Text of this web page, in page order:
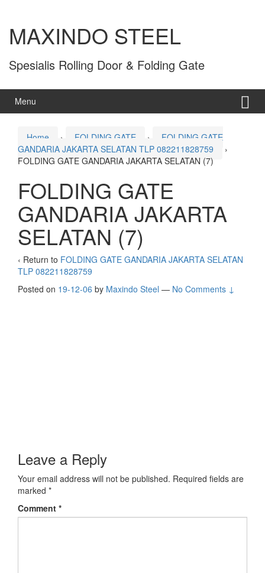
MAXINDO STEEL
Spesialis Rolling Door & Folding Gate
Menu
Home › FOLDING GATE ›
FOLDING GATE
GANDARIA JAKARTA SELATAN TLP 082211828759
›
FOLDING GATE GANDARIA JAKARTA SELATAN (7)
FOLDING GATE
GANDARIA JAKARTA
SELATAN (7)
‹ Return to FOLDING GATE GANDARIA JAKARTA SELATAN
TLP 082211828759
Posted on 19-12-06 by Maxindo Steel — No Comments ↓
Leave a Reply
Your email address will not be published. Required fields are
marked *
Comment *